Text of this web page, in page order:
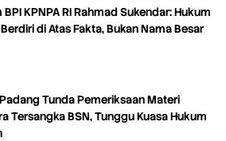
BPI KPNPA RI Rahmad Sukendar: Hukum
di Atas Fakta, Bukan Nama Besar
Tunda Pemeriksaan Materi
Tersangka BSN, Tunggu Kuasa Hukum